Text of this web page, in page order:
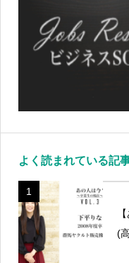
よく読まれている記
1
(